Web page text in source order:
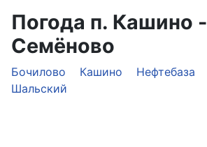
Погода п. Кашино
Семёново
Бочилово Кашино Нефтебаза
Шальский